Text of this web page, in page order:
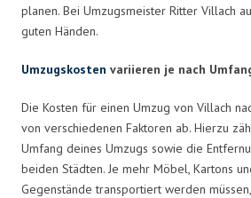
planen. Bei Umzugsmeister Ritter Villach
guten Händen.
Umzugskosten variieren je nach
Die Kosten für einen Umzug von Villach
von verschiedenen Faktoren ab. Hierzu
Umfang deines Umzugs sowie die
beiden Städten. Je mehr Möbel, Kartons
Gegenstände transportiert werden